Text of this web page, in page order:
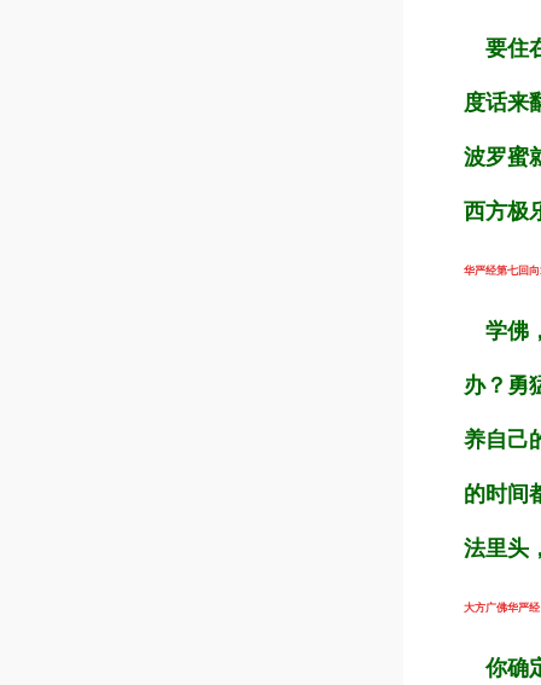
要住
度话来
波罗蜜
西方极
华严经第七回
学佛
办？勇
养自己
的时间
法里头
大方广佛华严
你确